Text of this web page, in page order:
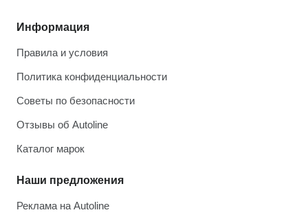
Информация
Правила и условия
Политика конфиденциальности
Советы по безопасности
Отзывы об Autoline
Каталог марок
Наши предложения
Реклама на Autoline